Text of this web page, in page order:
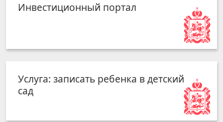
Инвестиционный портал
Услуга: записать ребенка в детский
сад